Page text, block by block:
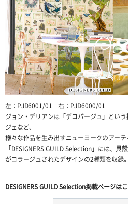
左： PJD6001/01 右： PJD6000/01
ジョン・デリアンは「デコパージュ」とい
ジェなど、
様々な作品を生み出すニューヨークのアーテ
「DESIGNERS GUILD Selection」には、
がコラージュされたデザインの2種類を収録。
DESIGNERS GUILD Selection掲載ページは